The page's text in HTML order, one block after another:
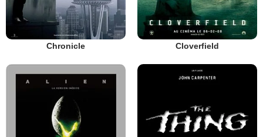
Chronicle Cloverfield